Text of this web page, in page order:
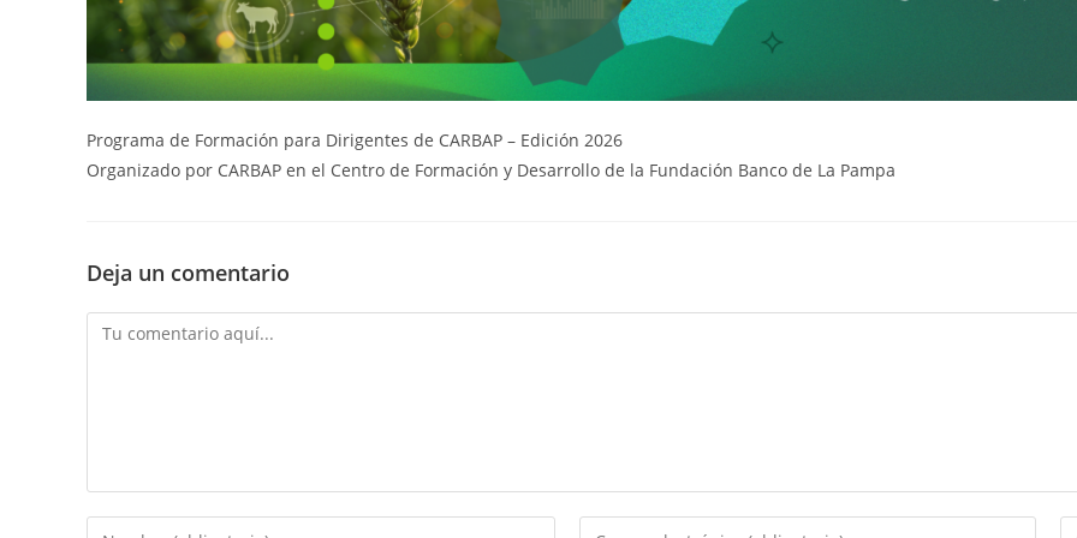
Programa de Formación para Dirigentes de CARBAP – Edición 2026
Organizado por CARBAP en el Centro de Formación y Desarrollo de la Fundación Banco de La Pampa
Deja un comentario
Comentario
Introducí Introducí